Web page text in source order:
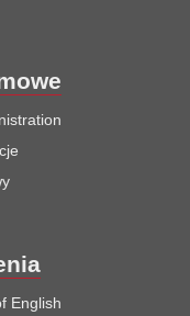
English